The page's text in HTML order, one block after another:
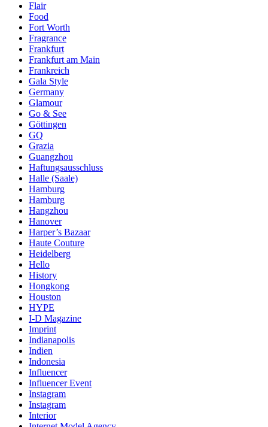
Flair
Food
Fort Worth
Fragrance
Frankfurt
Frankfurt am Main
Frankreich
Gala Style
Germany
Glamour
Go & See
Göttingen
GQ
Grazia
Guangzhou
Haftungsausschluss
Halle (Saale)
Hamburg
Hamburg
Hangzhou
Hanover
Harper’s Bazaar
Haute Couture
Heidelberg
Hello
History
Hongkong
Houston
HYPE
I-D Magazine
Imprint
Indianapolis
Indien
Indonesia
Influencer
Influencer Event
Instagram
Instagram
Interior